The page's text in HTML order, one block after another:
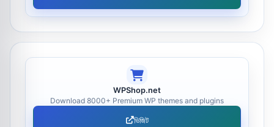
WPShop.net
Download 8000+ Premium WP themes and plugins
ভিজিট